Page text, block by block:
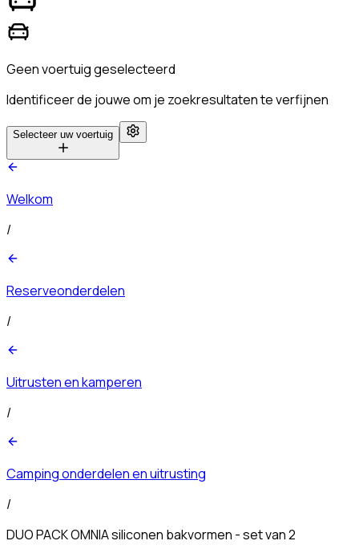
Geen voertuig geselecteerd
Identificeer de jouwe om je zoekresultaten te verfijnen
Selecteer uw voertuig
Welkom
/
Reserveonderdelen
/
Uitrusten en kamperen
/
Camping onderdelen en uitrusting
/
DUO PACK OMNIA siliconen bakvormen - set van 2